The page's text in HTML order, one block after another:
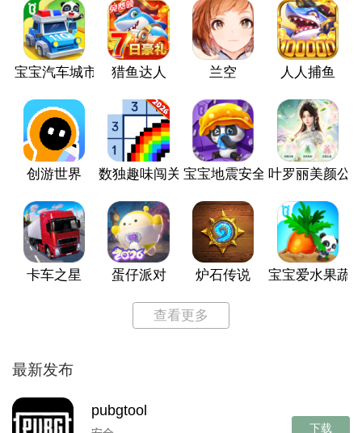
宝宝汽车城市 猎鱼达人 兰空 人人捕鱼
创游世界 数独趣味闯关 宝宝地震安全3叶罗丽美颜公
卡车之星 蛋仔派对 炉石传说 宝宝爱水果蔬
查看更多
最新发布
pubgtool
下载